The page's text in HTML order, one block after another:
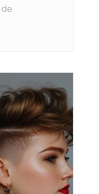
de